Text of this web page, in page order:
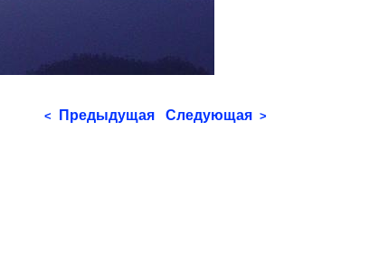
< Предыдущая Следующая >